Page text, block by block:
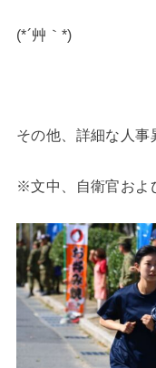
(*´艸｀*)
その他、詳細な人事
※文中、自衛官およ